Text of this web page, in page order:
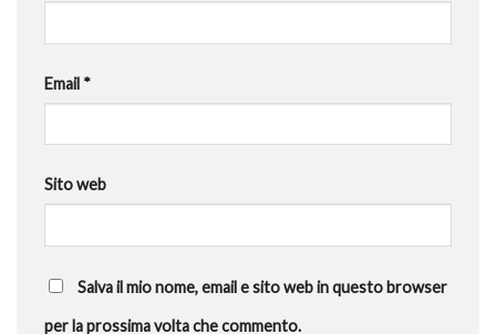
Email *
Sito web
Salva il mio nome, email e sito web in questo browser
per la prossima volta che commento.